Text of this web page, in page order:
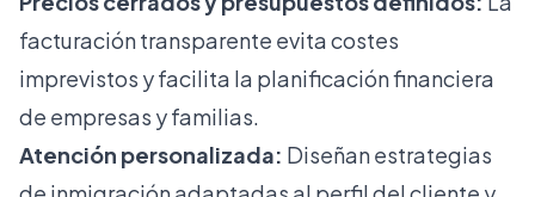
facturación transparente evita costes
imprevistos y facilita la planificación financiera
de empresas y familias.
Atención personalizada: Diseñan estrategias